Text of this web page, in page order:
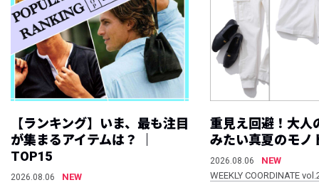
【ランキング】いま、最も注目
が集まるアイテムは？ ｜
TOP15
2026.08.06
NEW
重見え回避！大人
みたい真夏のモノ
2026.08.06
NEW
WEEKLY COORDINATE